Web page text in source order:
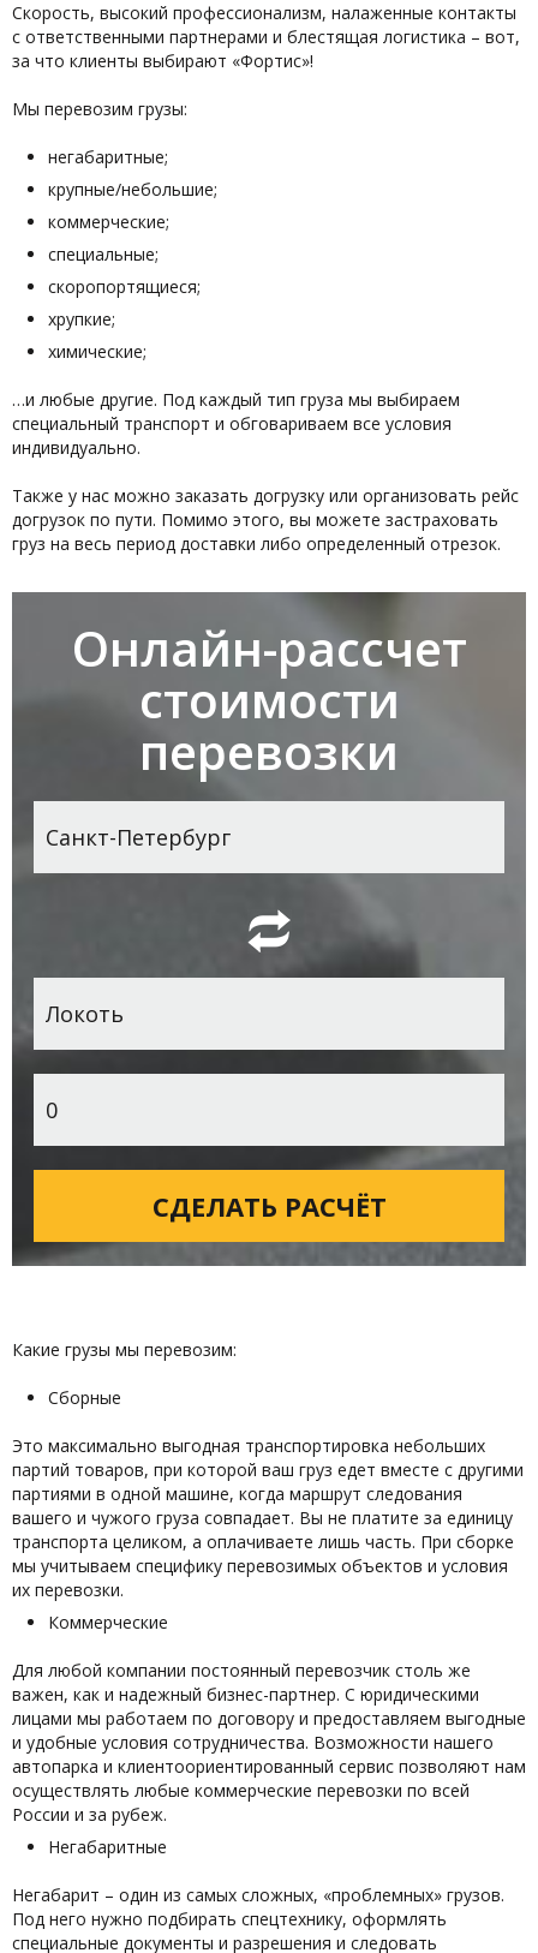
Скорость, высокий профессионализм, налаженные контакты
с ответственными партнерами и блестящая логистика – вот,
за что клиенты выбирают «Фортис»!
Мы перевозим грузы:
негабаритные;
крупные/небольшие;
коммерческие;
специальные;
скоропортящиеся;
хрупкие;
химические;
…и любые другие. Под каждый тип груза мы выбираем
специальный транспорт и обговариваем все условия
индивидуально.
Также у нас можно заказать догрузку или организовать рейс
догрузок по пути. Помимо этого, вы можете застраховать
груз на весь период доставки либо определенный отрезок.
Онлайн-рассчет
стоимости
перевозки
Какие грузы мы перевозим:
Сборные
Это максимально выгодная транспортировка небольших
партий товаров, при которой ваш груз едет вместе с другими
партиями в одной машине, когда маршрут следования
вашего и чужого груза совпадает. Вы не платите за единицу
транспорта целиком, а оплачиваете лишь часть. При сборке
мы учитываем специфику перевозимых объектов и условия
их перевозки.
Коммерческие
Для любой компании постоянный перевозчик столь же
важен, как и надежный бизнес-партнер. С юридическими
лицами мы работаем по договору и предоставляем выгодные
и удобные условия сотрудничества. Возможности нашего
автопарка и клиентоориентированный сервис позволяют нам
осуществлять любые коммерческие перевозки по всей
России и за рубеж.
Негабаритные
Негабарит – один из самых сложных, «проблемных» грузов.
Под него нужно подбирать спецтехнику, оформлять
специальные документы и разрешения и следовать